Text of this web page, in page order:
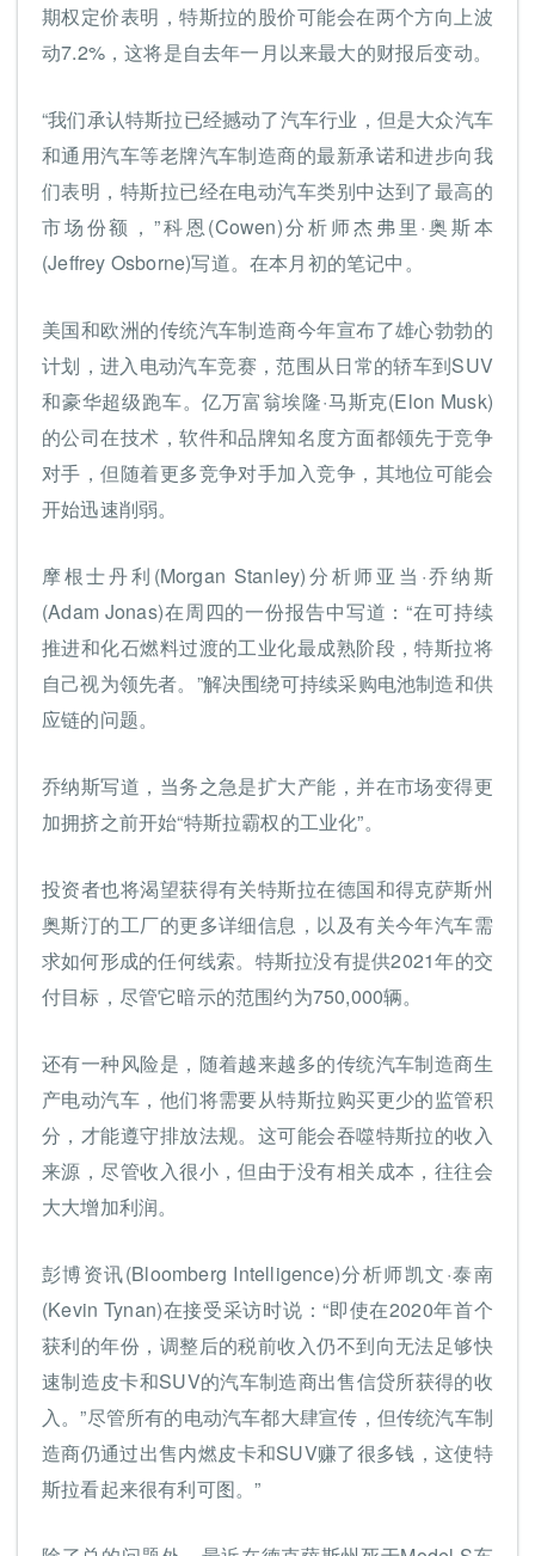
期权定价表明，特斯拉的股价可能会在两个方向上波
动7.2%，这将是自去年一月以来最大的财报后变动。
“我们承认特斯拉已经撼动了汽车行业，但是大众汽车
和通用汽车等老牌汽车制造商的最新承诺和进步向我
们表明，特斯拉已经在电动汽车类别中达到了最高的
市场份额，”科恩(Cowen)分析师杰弗里·奥斯本
(Jeffrey Osborne)写道。在本月初的笔记中。
美国和欧洲的传统汽车制造商今年宣布了雄心勃勃的
计划，进入电动汽车竞赛，范围从日常的轿车到SUV
和豪华超级跑车。亿万富翁埃隆·马斯克(Elon Musk)
的公司在技术，软件和品牌知名度方面都领先于竞争
对手，但随着更多竞争对手加入竞争，其地位可能会
开始迅速削弱。
摩根士丹利(Morgan Stanley)分析师亚当·乔纳斯
(Adam Jonas)在周四的一份报告中写道：“在可持续
推进和化石燃料过渡的工业化最成熟阶段，特斯拉将
自己视为领先者。”解决围绕可持续采购电池制造和供
应链的问题。
乔纳斯写道，当务之急是扩大产能，并在市场变得更
加拥挤之前开始“特斯拉霸权的工业化”。
投资者也将渴望获得有关特斯拉在德国和得克萨斯州
奥斯汀的工厂的更多详细信息，以及有关今年汽车需
求如何形成的任何线索。特斯拉没有提供2021年的交
付目标，尽管它暗示的范围约为750,000辆。
还有一种风险是，随着越来越多的传统汽车制造商生
产电动汽车，他们将需要从特斯拉购买更少的监管积
分，才能遵守排放法规。这可能会吞噬特斯拉的收入
来源，尽管收入很小，但由于没有相关成本，往往会
大大增加利润。
彭博资讯(Bloomberg Intelligence)分析师凯文·泰南
(Kevin Tynan)在接受采访时说：“即使在2020年首个
获利的年份，调整后的税前收入仍不到向无法足够快
速制造皮卡和SUV的汽车制造商出售信贷所获得的收
入。”尽管所有的电动汽车都大肆宣传，但传统汽车制
造商仍通过出售内燃皮卡和SUV赚了很多钱，这使特
斯拉看起来很有利可图。”